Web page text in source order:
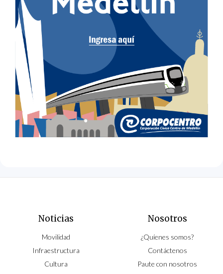
Noticias
Movilidad
Infraestructura
Cultura
Nosotros
¿Quíenes somos?
Contáctenos
Paute con nosotros